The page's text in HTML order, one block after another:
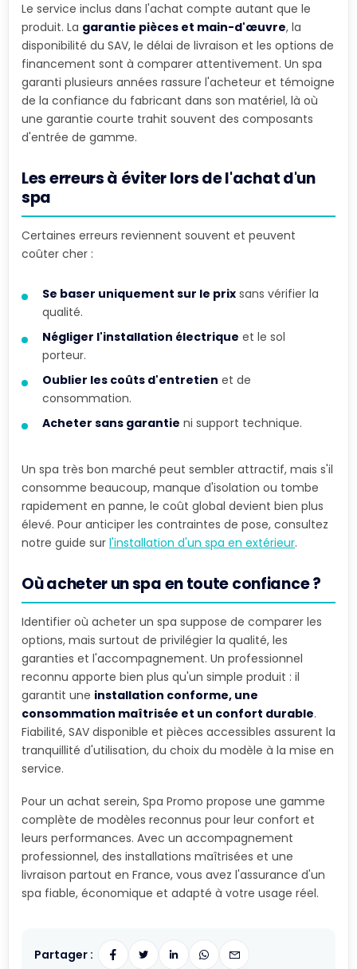
Le service inclus dans l'achat compte autant que le
produit. La garantie pièces et main-d'œuvre, la
disponibilité du SAV, le délai de livraison et les options de
financement sont à comparer attentivement. Un spa
garanti plusieurs années rassure l'acheteur et témoigne
de la confiance du fabricant dans son matériel, là où
une garantie courte trahit souvent des composants
d'entrée de gamme.
Les erreurs à éviter lors de l'achat d'un
spa
Certaines erreurs reviennent souvent et peuvent
coûter cher :
Se baser uniquement sur le prix sans vérifier la
qualité.
Négliger l'installation électrique et le sol
porteur.
Oublier les coûts d'entretien et de
consommation.
Acheter sans garantie ni support technique.
Un spa très bon marché peut sembler attractif, mais s'il
consomme beaucoup, manque d'isolation ou tombe
rapidement en panne, le coût global devient bien plus
élevé. Pour anticiper les contraintes de pose, consultez
notre guide sur l'installation d'un spa en extérieur.
Où acheter un spa en toute confiance ?
Identifier où acheter un spa suppose de comparer les
options, mais surtout de privilégier la qualité, les
garanties et l'accompagnement. Un professionnel
reconnu apporte bien plus qu'un simple produit : il
garantit une installation conforme, une
consommation maîtrisée et un confort durable.
Fiabilité, SAV disponible et pièces accessibles assurent la
tranquillité d'utilisation, du choix du modèle à la mise en
service.
Pour un achat serein, Spa Promo propose une gamme
complète de modèles reconnus pour leur confort et
leurs performances. Avec un accompagnement
professionnel, des installations maîtrisées et une
livraison partout en France, vous avez l'assurance d'un
spa fiable, économique et adapté à votre usage réel.
Partager :